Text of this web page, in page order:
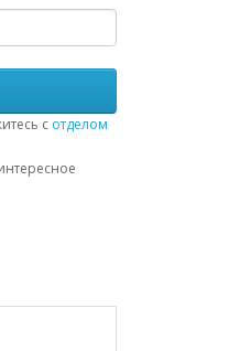
с отделом